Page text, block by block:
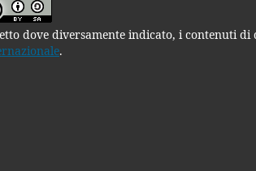
dove diversamente indicato, i contenuti
.